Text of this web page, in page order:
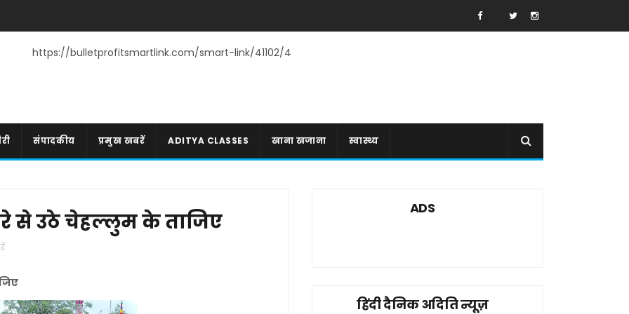
https://bulletprofitsmartlink.com/smart-link/41102/4
संपादकीय प्रमुख खबरें ADITYA CLASSES खाना खजाना स्वास्थ्य
से उठे चेहल्लुम के ताजिए
ADS
हिंदी दैनिक अदिति न्यूज़